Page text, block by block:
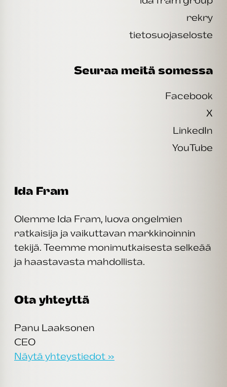
rekry
tietosuojaseloste
Seuraa meitä somessa
Facebook
X
LinkedIn
YouTube
Ida Fram
Olemme Ida Fram, luova ongelmien
ratkaisija ja vaikuttavan markkinoinnin
tekijä. Teemme monimutkaisesta selkeää
ja haastavasta mahdollista.
Ota yhteyttä
Panu Laaksonen
CEO
Näytä yhteystiedot »